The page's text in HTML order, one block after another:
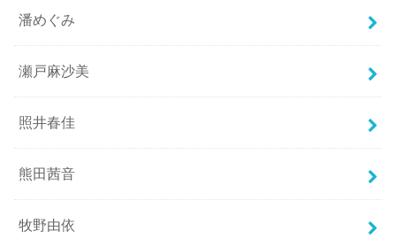
潘めぐみ
瀬戸麻沙美
照井春佳
熊田茜音
牧野由依